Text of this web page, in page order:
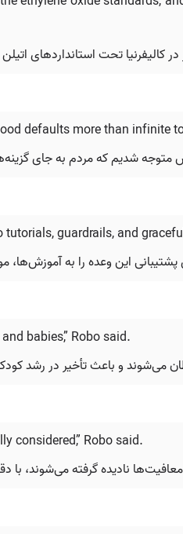
defaults more than infinite
متوجه شدیم که مردم به جای
guardrails, and
پشتیبانی این وعده را به
babies,” Robo said.
می‌شوند و باعث تأخیر در رشد
considered,” Robo said.
نادیده گرفته می‌شوند، با